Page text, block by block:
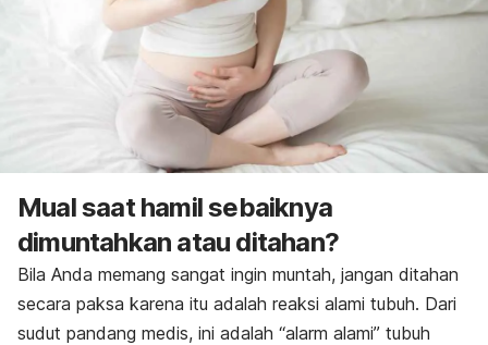
Mual saat hamil sebaiknya
dimuntahkan atau ditahan?
Bila Anda memang sangat ingin muntah, jangan ditahan
secara paksa karena itu adalah reaksi alami tubuh. Dari
sudut pandang medis, ini adalah “alarm alami” tubuh